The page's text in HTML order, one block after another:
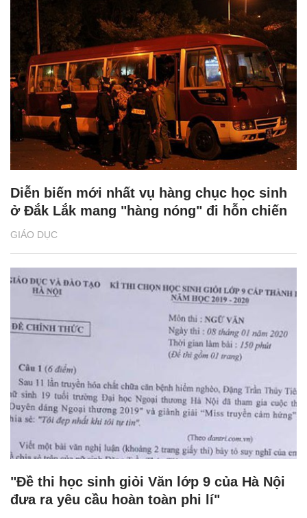
GIÁO DỤC
Diễn biến mới nhất vụ hàng chục học sinh
ở Đắk Lắk mang "hàng nóng" đi hỗn chiến
"Đề thi học sinh giỏi Văn lớp 9 của Hà Nội
đưa ra yêu cầu hoàn toàn phi lí"